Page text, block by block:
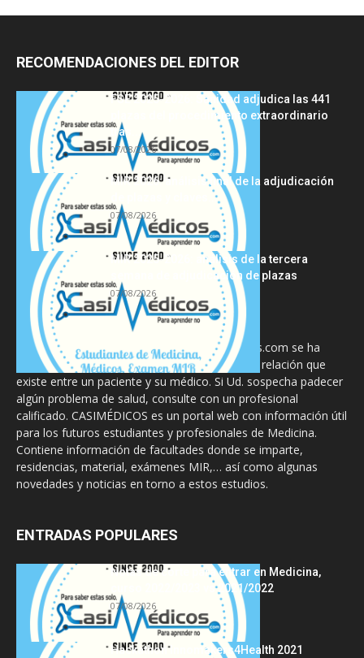
RECOMENDACIONES DEL EDITOR
FSE 2025-2026: Sanidad adjudica las 441
plazas del procedimiento extraordinario
tras...
07/08/2026
MIR 2026: análisis final de la adjudicación
de plazas y claves...
07/08/2026
MIR 2025-2026: análisis de la tercera
semana de adjudicación de plazas
07/08/2026
La información proporcionada en CasiMedicos.com se ha
diseñado para complementar, no substituir, la relación que
existe entre un paciente y su médico. Si Ud. sospecha padecer
algún problema de salud, consulte con un profesional
calificado. CASIMÉDICOS es un portal web con información útil
para los futuros estudiantes y profesionales de Medicina.
Contiene información de facultades donde se imparte,
residencias, material, exámenes MIR,… así como algunas
novedades y noticias en torno a estos estudios.
ENTRADAS POPULARES
Notas de corte para entrar en Medicina,
curso 2022/2023 vs 2021/2022
07/08/2026
Hackathon Innomakers4Health 2021